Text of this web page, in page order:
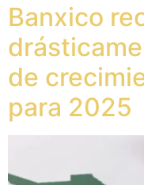
Banxico
de
para 2025